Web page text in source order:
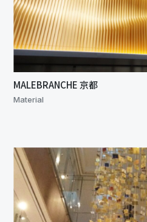
MALEBRANCHE 京都
Material